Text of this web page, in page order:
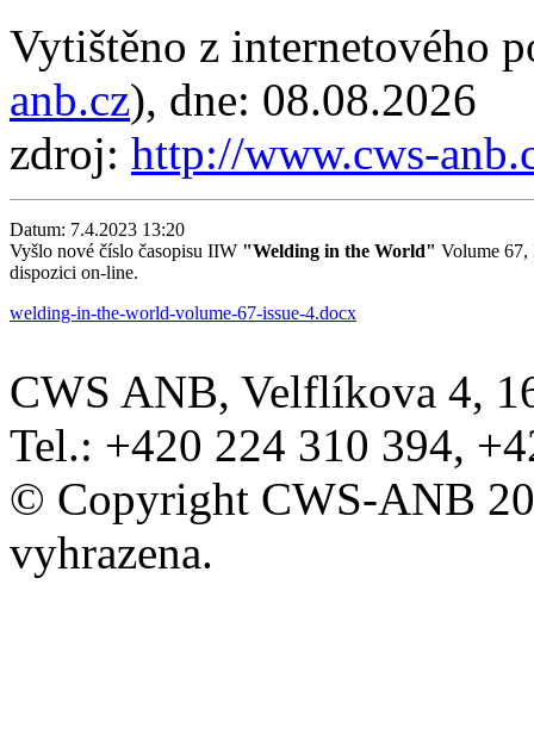
Vytištěno z internetového
anb.cz), dne: 08.08.2026
zdroj: http://www.cws-
Datum: 7.4.2023 13:20
Vyšlo nové číslo časopisu IIW "Welding in the World" Volume 67,
dispozici on-line.
welding-in-the-world-volume-67-issue-4.docx
CWS ANB, Velflíkova 4,
Tel.: +420 224 310 394,
© Copyright CWS-ANB
vyhrazena.